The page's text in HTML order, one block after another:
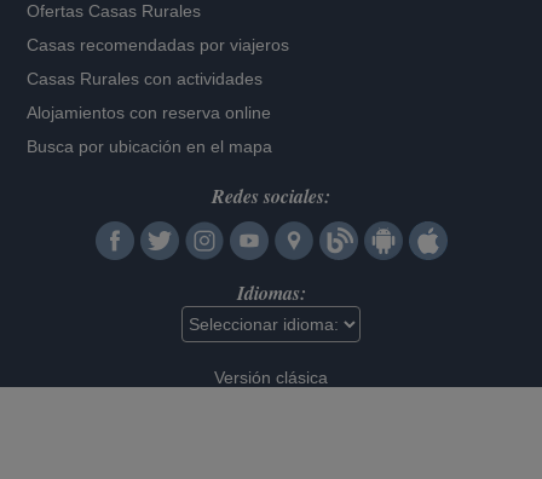
Ofertas Casas Rurales
Casas recomendadas por viajeros
Casas Rurales con actividades
Alojamientos con reserva online
Busca por ubicación en el mapa
Redes sociales:
Idiomas:
Versión clásica